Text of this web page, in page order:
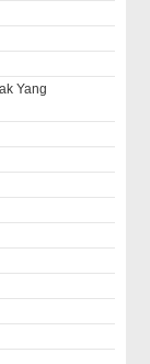
Yang